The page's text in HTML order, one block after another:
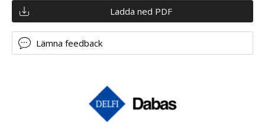
Ladda ned PDF
Lämna feedback